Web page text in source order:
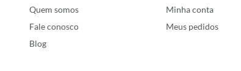
Quem somos
Fale conosco
Blog
Minha conta
Meus pedidos